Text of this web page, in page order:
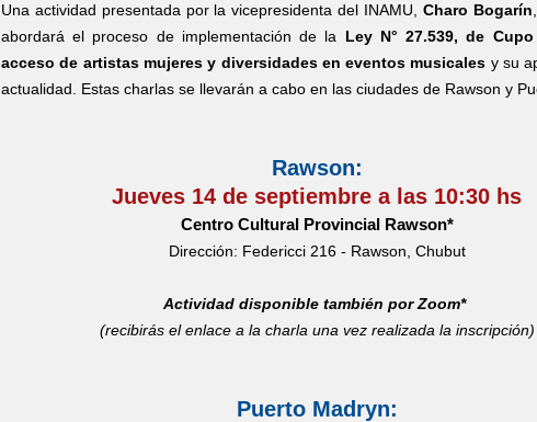
Una actividad presentada por la vicepresidenta del INAMU, Charo Bogarín
abordará el proceso de implementación de la Ley N° 27.539, de
acceso de artistas mujeres y diversidades en eventos musicales y su
actualidad. Estas charlas se llevarán a cabo en las ciudades de Rawson y
Rawson:
Jueves 14 de septiembre a las 10:30 hs
Centro Cultural Provincial Rawson*
Dirección: Federicci 216 - Rawson, Chubut
Actividad disponible también por Zoom*
(recibirás el enlace a la charla una vez realizada la inscripción)
Puerto Madryn: